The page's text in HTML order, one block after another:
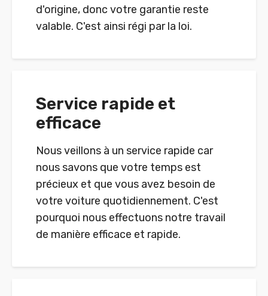
d'origine, donc votre garantie reste
valable. C'est ainsi régi par la loi.
Service rapide et
efficace
Nous veillons à un service rapide car
nous savons que votre temps est
précieux et que vous avez besoin de
votre voiture quotidiennement. C'est
pourquoi nous effectuons notre travail
de manière efficace et rapide.